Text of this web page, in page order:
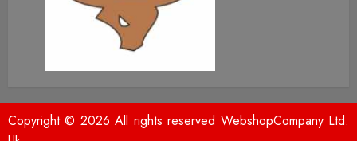
Copyright © 2026 All rights reserved WebshopCompany Ltd.